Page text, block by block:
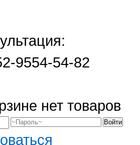
9554-54-82
нет товаров